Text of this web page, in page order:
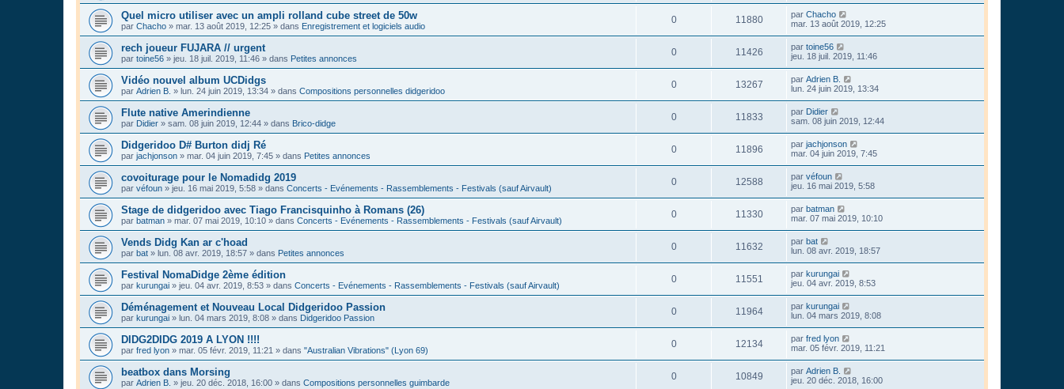
Quel micro utiliser avec un ampli rolland cube street de 50w
par Chacho » mar. 13 août 2019, 12:25 » dans Enregistrement et logiciels audio
0 11880 par Chacho
mar. 13 août 2019, 12:25
rech joueur FUJARA // urgent
par toine56 » jeu. 18 juil. 2019, 11:46 » dans Petites annonces
0 11426 par toine56
jeu. 18 juil. 2019, 11:46
Vidéo nouvel album UCDidgs
par Adrien B. » lun. 24 juin 2019, 13:34 » dans Compositions personnelles didgeridoo
0 13267 par Adrien B.
lun. 24 juin 2019, 13:34
Flute native Amerindienne
par Didier » sam. 08 juin 2019, 12:44 » dans Brico-didge
0 11833 par Didier
sam. 08 juin 2019, 12:44
Didgeridoo D# Burton didj Ré
par jachjonson » mar. 04 juin 2019, 7:45 » dans Petites annonces
0 11896 par jachjonson
mar. 04 juin 2019, 7:45
covoiturage pour le Nomadidg 2019
par véfoun » jeu. 16 mai 2019, 5:58 » dans Concerts - Evénements - Rassemblements - Festivals (sauf Airvault)
0 12588 par véfoun
jeu. 16 mai 2019, 5:58
Stage de didgeridoo avec Tiago Francisquinho à Romans (26)
par batman » mar. 07 mai 2019, 10:10 » dans Concerts - Evénements - Rassemblements - Festivals (sauf Airvault)
0 11330 par batman
mar. 07 mai 2019, 10:10
Vends Didg Kan ar c'hoad
par bat » lun. 08 avr. 2019, 18:57 » dans Petites annonces
0 11632 par bat
lun. 08 avr. 2019, 18:57
Festival NomaDidge 2ème édition
par kurungai » jeu. 04 avr. 2019, 8:53 » dans Concerts - Evénements - Rassemblements - Festivals (sauf Airvault)
0 11551 par kurungai
jeu. 04 avr. 2019, 8:53
Déménagement et Nouveau Local Didgeridoo Passion
par kurungai » lun. 04 mars 2019, 8:08 » dans Didgeridoo Passion
0 11964 par kurungai
lun. 04 mars 2019, 8:08
DIDG2DIDG 2019 A LYON !!!!
par fred lyon » mar. 05 févr. 2019, 11:21 » dans "Australian Vibrations" (Lyon 69)
0 12134 par fred lyon
mar. 05 févr. 2019, 11:21
beatbox dans Morsing
par Adrien B. » jeu. 20 déc. 2018, 16:00 » dans Compositions personnelles guimbarde
0 10849 par Adrien B.
jeu. 20 déc. 2018, 16:00